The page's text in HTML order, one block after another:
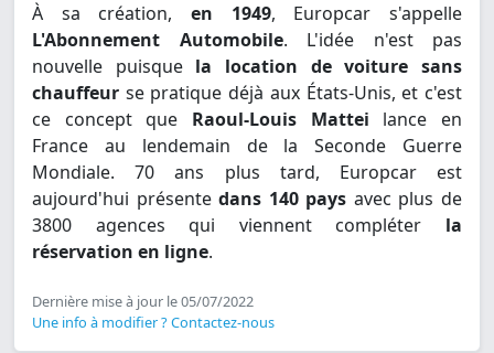
À sa création, en 1949, Europcar s'appelle
L'Abonnement Automobile. L'idée n'est pas
nouvelle puisque la location de voiture sans
chauffeur se pratique déjà aux États-Unis, et c'est
ce concept que Raoul-Louis Mattei lance en
France au lendemain de la Seconde Guerre
Mondiale. 70 ans plus tard, Europcar est
aujourd'hui présentedans 140 pays avec plus de
3800 agences qui viennent compléter la
réservation en ligne.
Dernière mise à jour le 05/07/2022
Une info à modifier ? Contactez-nous